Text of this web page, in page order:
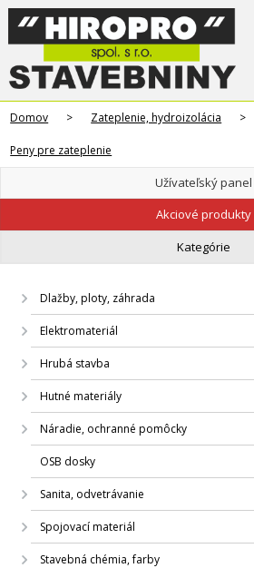
Domov > Zateplenie, hydroizolácia >
Peny pre zateplenie
Užívateľský panel
Akciové produkty
Kategórie
Dlažby, ploty, záhrada
Elektromateriál
Hrubá stavba
Hutné materiály
Náradie, ochranné pomôcky
OSB dosky
Sanita, odvetrávanie
Spojovací materiál
Stavebná chémia, farby